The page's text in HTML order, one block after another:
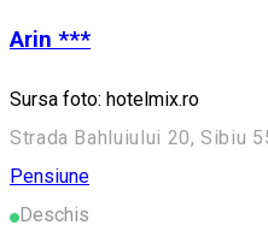
Arin ***
Sursa foto: hotelmix.ro
Strada Bahluiului 20, Sibiu
Pensiune
Deschis